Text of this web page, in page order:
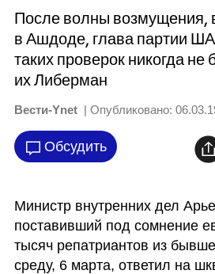
После волны возмущения,
в Ашдоде, глава партии
таких проверок никогда
их Либерман
Вести-Ynet | Опубликовано:
Обсудить
Министр внутренних дел
поставивший под сомнение
тысяч репатриантов из
среду, 6 марта, ответил на